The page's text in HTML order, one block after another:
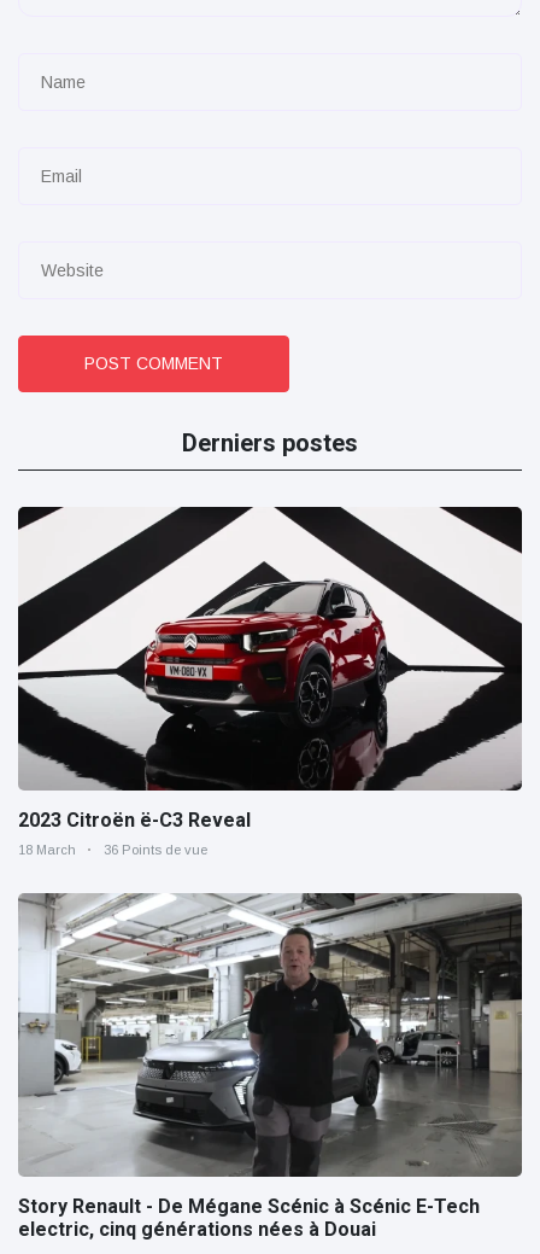
POST COMMENT
Derniers postes
2023 Citroën ë-C3 Reveal
18 March 36 Points de vue
Story Renault - De Mégane Scénic à Scénic E-Tech
electric, cinq générations nées à Douai